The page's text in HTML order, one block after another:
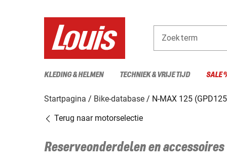
Zoekterm
KLEDING & HELMEN TECHNIEK & VRIJE TIJD SALE
Startpagina Bike-database
N-MAX 125
Terug naar motorselectie
Reserveonderdelen en